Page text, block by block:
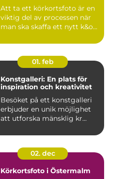
Att ta ett körkortsfoto är en
viktig del av processen när
man ska skaffa ett nytt k&o...
01. feb
Konstgalleri: En plats för
inspiration och kreativitet
Besöket på ett konstgalleri
erbjuder en unik möjlighet
att utforska mänsklig kr...
02. dec
Körkortsfoto i Östermalm